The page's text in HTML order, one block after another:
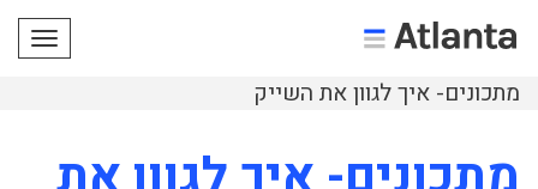
מתכונים- איך לגוון את השייק